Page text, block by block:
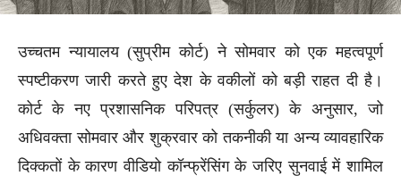
उच्चतम न्यायालय (सुप्रीम कोर्ट) ने सोमवार को एक महत्वपूर्ण
स्पष्टीकरण जारी करते हुए देश के वकीलों को बड़ी राहत दी है।
कोर्ट के नए प्रशासनिक परिपत्र (सर्कुलर) के अनुसार, जो
अधिवक्ता सोमवार और शुक्रवार को तकनीकी या अन्य व्यावहारिक
दिक्कतों के कारण वीडियो कॉन्फ्रेंसिंग के जरिए सुनवाई में शामिल